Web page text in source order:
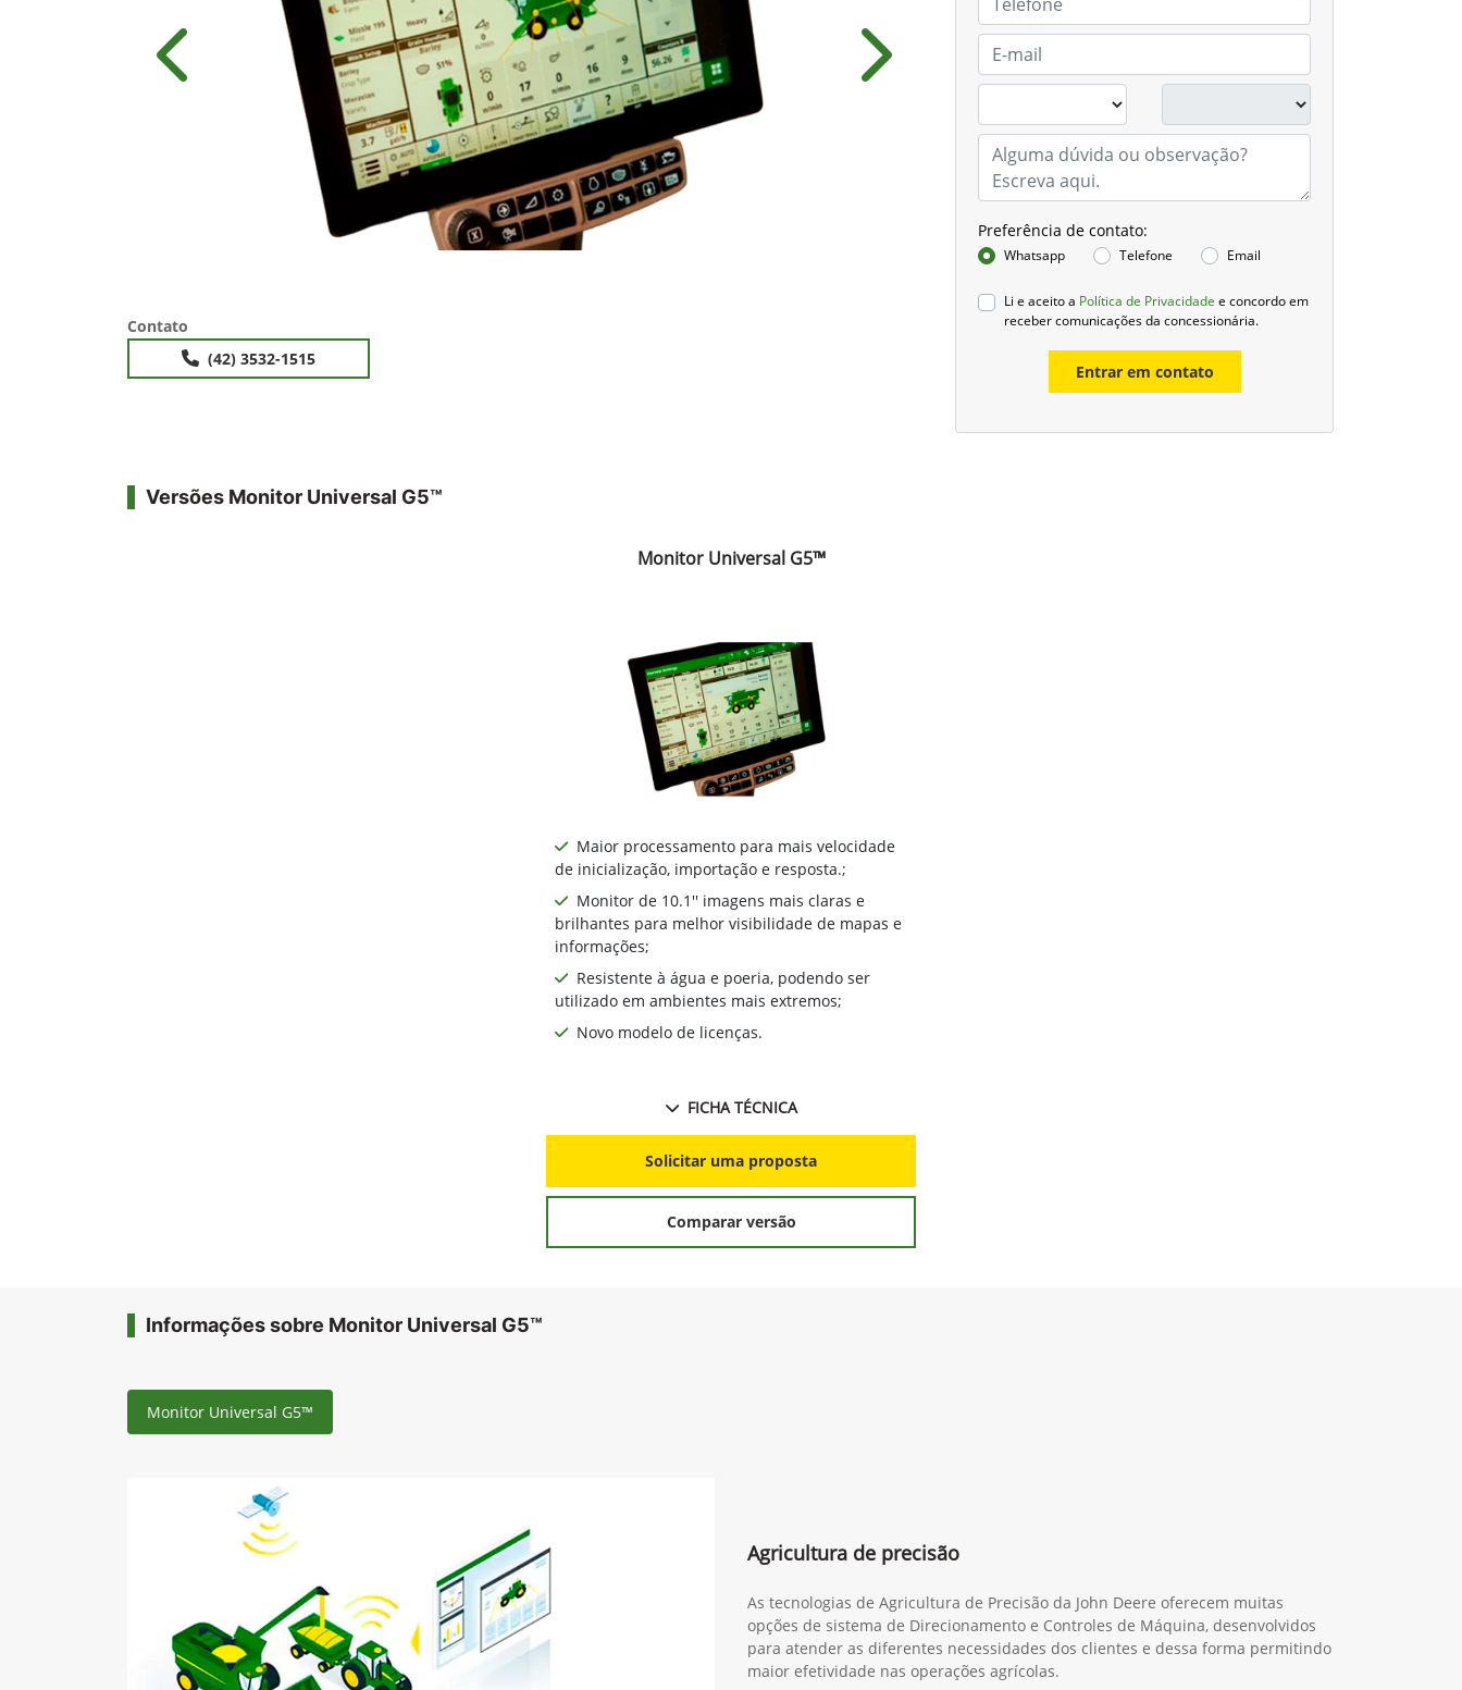
Preferência de contato:
Whatsapp Telefone Email
Li e aceito a Política de Privacidade e concordo em
receber comunicações da concessionária.
Entrar em contato
Anterior Próximo
Contato
(42) 3532-1515
Versões Monitor Universal G5™
Monitor Universal G5™
Maior processamento para mais velocidade
de inicialização, importação e resposta.;
Monitor de 10.1'' imagens mais claras e
brilhantes para melhor visibilidade de mapas e
informações;
Resistente à água e poeria, podendo ser
utilizado em ambientes mais extremos;
Novo modelo de licenças.
FICHA TÉCNICA
Solicitar uma proposta
Comparar versão
Informações sobre Monitor Universal G5™
Monitor Universal G5™
Agricultura de precisão
As tecnologias de Agricultura de Precisão da John Deere oferecem muitas
opções de sistema de Direcionamento e Controles de Máquina, desenvolvidos
para atender as diferentes necessidades dos clientes e dessa forma permitindo
maior efetividade nas operações agrícolas.